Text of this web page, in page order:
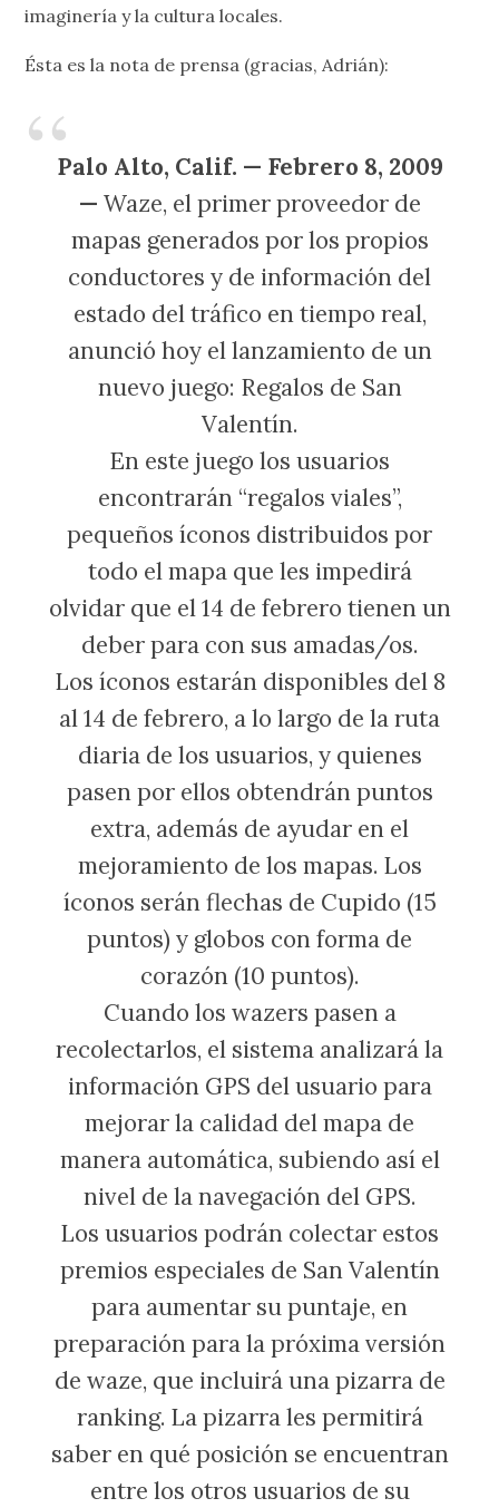
imaginería y la cultura locales.
Ésta es la nota de prensa (gracias, Adrián):
Palo Alto, Calif. — Febrero 8, 2009
— Waze, el primer proveedor de
mapas generados por los propios
conductores y de información del
estado del tráfico en tiempo real,
anunció hoy el lanzamiento de un
nuevo juego: Regalos de San
Valentín.
En este juego los usuarios
encontrarán “regalos viales”,
pequeños íconos distribuidos por
todo el mapa que les impedirá
olvidar que el 14 de febrero tienen un
deber para con sus amadas/os.
Los íconos estarán disponibles del 8
al 14 de febrero, a lo largo de la ruta
diaria de los usuarios, y quienes
pasen por ellos obtendrán puntos
extra, además de ayudar en el
mejoramiento de los mapas. Los
íconos serán flechas de Cupido (15
puntos) y globos con forma de
corazón (10 puntos).
Cuando los wazers pasen a
recolectarlos, el sistema analizará la
información GPS del usuario para
mejorar la calidad del mapa de
manera automática, subiendo así el
nivel de la navegación del GPS.
Los usuarios podrán colectar estos
premios especiales de San Valentín
para aumentar su puntaje, en
preparación para la próxima versión
de waze, que incluirá una pizarra de
ranking. La pizarra les permitirá
saber en qué posición se encuentran
entre los otros usuarios de su